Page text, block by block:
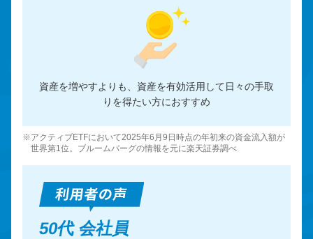
資産を増やすよりも、資産を有効活用して日々の手取
りを得たい方におすすめ
※アクティブETFにおいて2025年6月9日時点の年初来の資金流入額が
世界第1位。ブルームバーグの情報を元に楽天証券調べ
50代 会社員